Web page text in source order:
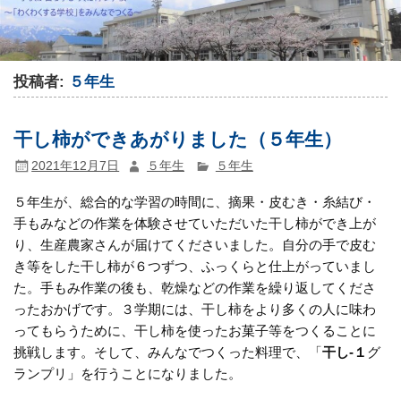
投稿者: ５年生
干し柿ができあがりました（５年生）
2021年12月7日 ５年生 ５年生
５年生が、総合的な学習の時間に、摘果・皮むき・糸結び・
手もみなどの作業を体験させていただいた干し柿ができ上が
り、生産農家さんが届けてくださいました。自分の手で皮む
き等をした干し柿が６つずつ、ふっくらと仕上がっていまし
た。手もみ作業の後も、乾燥などの作業を繰り返してくださ
ったおかげです。３学期には、干し柿をより多くの人に味わ
ってもらうために、干し柿を使ったお菓子等をつくることに
挑戦します。そして、みんなでつくった料理で、「干し‐ １ グ
ランプリ」を行うことになりました。